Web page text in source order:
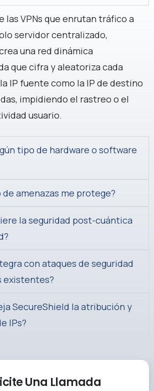
las VPNs que enrutan tráfico a
servidor centralizado,
una red dinámica
que cifra y aleatoriza cada
IP fuente como la IP de destino
impidiendo el rastreo o el
usuario.
tipo de hardware o software
amenazas me protege?
la seguridad post-cuántica
con ataques de seguridad
existentes?
SecureShield la atribución y
IPs?
Una Llamada